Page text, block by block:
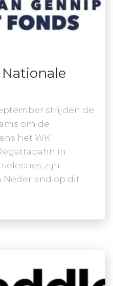
strijden de
om de
het WK
in
zijn
Nederland op dit